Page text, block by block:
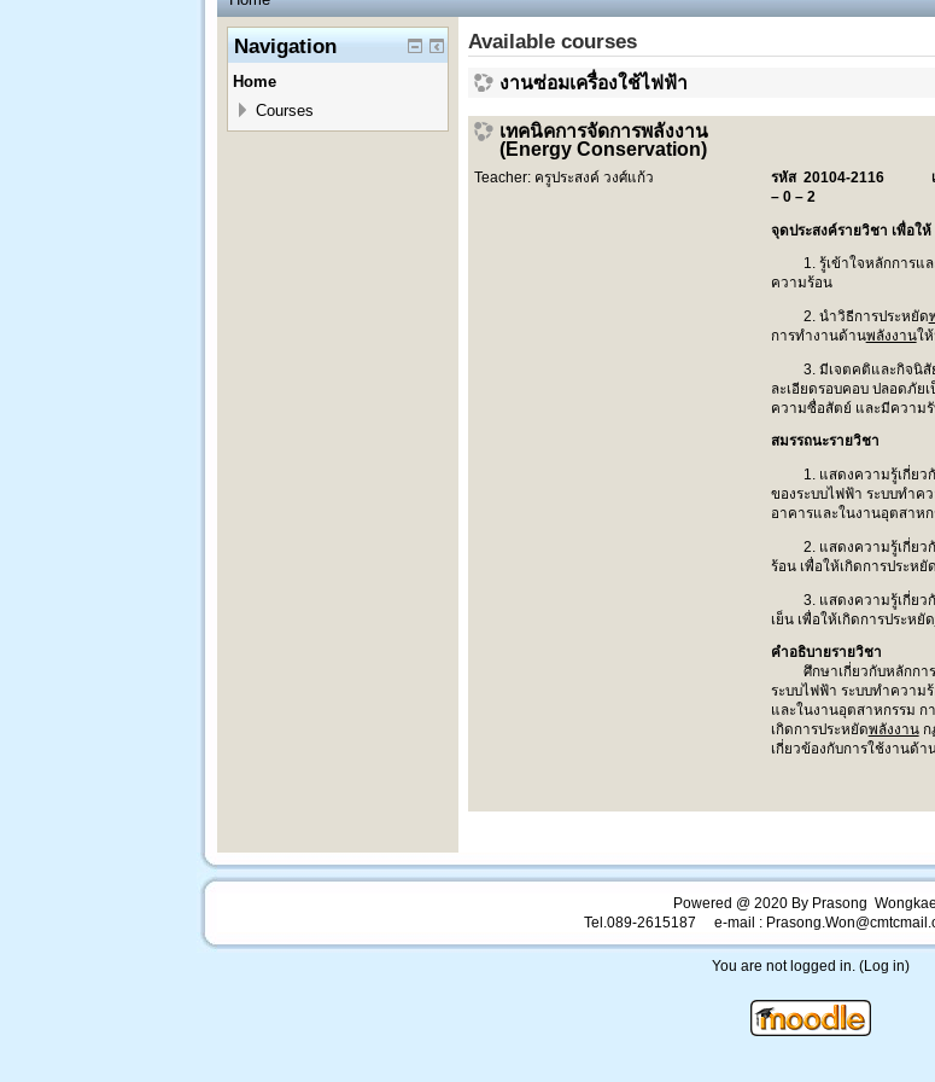
Available courses
งานซ่อมเครื่องใช้ไฟฟ้า
เทคนิคการจัดการพลังงาน
(Energy Conservation)
รหัส 20104-2116
– 0 – 2
จุดประสงค์รายวิชา เพื่อให้
1. รู้เข้าใจหลักการแล
ความร้อน
2. นำวิธีการประหยัด
การทำงานด้านพลังงานใ
3. มีเจตคติและกิจนิสัย
ละเอียดรอบคอบ ปลอดภัย
ความซื่อสัตย์ และมีความ
สมรรถนะรายวิชา
1. แสดงความรู้เกี่ยวกั
ของระบบไฟฟ้า ระบบทำค
อาคารและในงานอุตสาหก
2. แสดงความรู้เกี่ยวกั
ร้อน เพื่อให้เกิดการประหยัด
3. แสดงความรู้เกี่ยวกั
เย็น เพื่อให้เกิดการประหยัด
คำอธิบายรายวิชา
ศึกษาเกี่ยวกับหลักการ
ระบบไฟฟ้า ระบบทำความ
และในงานอุตสาหกรรม ก
เกิดการประหยัดพลังงานก
เกี่ยวข้องกับการใช้งานด้า
Teacher: ครูประสงค์ วงศ์แก้ว
Navigation
Home
Courses
Powered @ 2020 By Prasong
Tel.089-2615187 e-mail :
You are not logged in. ( Log in)